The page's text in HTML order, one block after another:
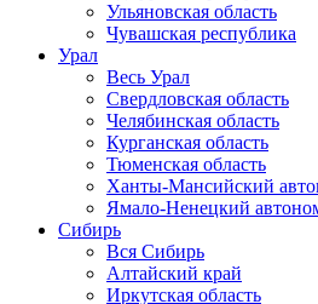
Ульяновская область
Чувашская республика
Урал
Весь Урал
Свердловская область
Челябинская область
Курганская область
Тюменская область
Ханты-Мансийский
Ямало-Ненецкий
Сибирь
Вся Сибирь
Алтайский край
Иркутская область